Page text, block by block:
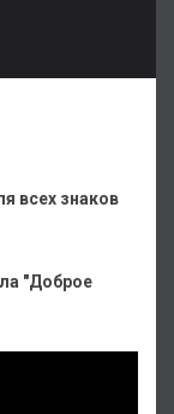
всех знаков
"Доброе